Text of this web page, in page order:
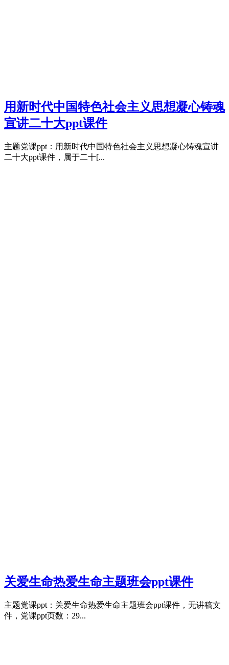
用新时代中国特色社会主义思想凝心铸魂
宣讲二十大ppt课件
主题党课ppt：用新时代中国特色社会主义思想凝心铸魂宣讲
二十大ppt课件，属于二十[...
关爱生命热爱生命主题班会ppt课件
主题党课ppt：关爱生命热爱生命主题班会ppt课件，无讲稿文
件，党课ppt页数：29...